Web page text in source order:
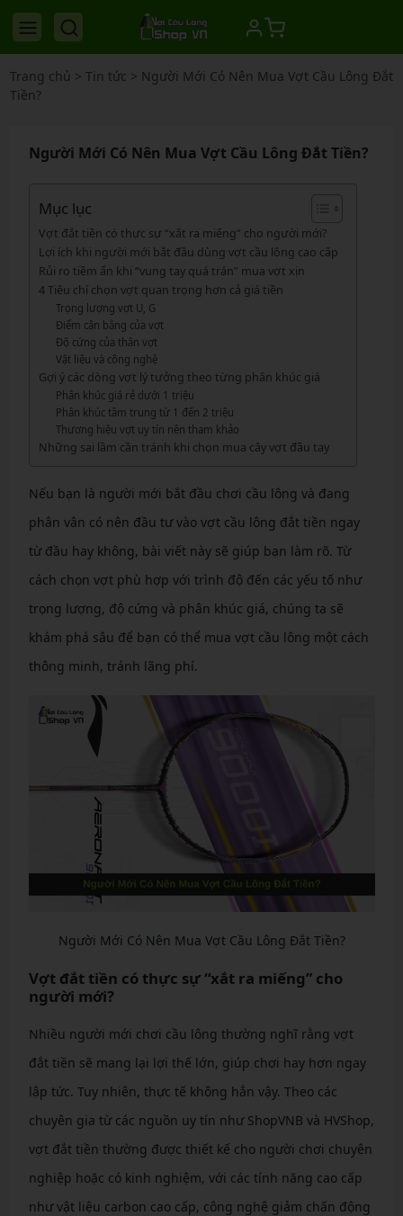
Trang chủ > Tin tức > Người Mới Có Nên Mua Vợt Cầu Lông Đắt
Tiền?
Người Mới Có Nên Mua Vợt Cầu Lông Đắt Tiền?
Mục lục
Vợt đắt tiền có thực sự “xắt ra miếng” cho người mới?
Lợi ích khi người mới bắt đầu dùng vợt cầu lông cao cấp
Rủi ro tiềm ẩn khi “vung tay quá trán” mua vợt xịn
4 Tiêu chí chọn vợt quan trọng hơn cả giá tiền
Trọng lượng vợt U, G
Điểm cân bằng của vợt
Độ cứng của thân vợt
Vật liệu và công nghệ
Gợi ý các dòng vợt lý tưởng theo từng phân khúc giá
Phân khúc giá rẻ dưới 1 triệu
Phân khúc tầm trung từ 1 đến 2 triệu
Thương hiệu vợt uy tín nên tham khảo
Những sai lầm cần tránh khi chọn mua cây vợt đầu tay
Nếu bạn là người mới bắt đầu chơi cầu lông và đang
phân vân có nên đầu tư vào vợt cầu lông đắt tiền ngay
từ đầu hay không, bài viết này sẽ giúp bạn làm rõ. Từ
cách chọn vợt phù hợp với trình độ đến các yếu tố như
trọng lượng, độ cứng và phân khúc giá, chúng ta sẽ
khám phá sâu để bạn có thể mua vợt cầu lông một cách
thông minh, tránh lãng phí.
Người Mới Có Nên Mua Vợt Cầu Lông Đắt Tiền?
Vợt đắt tiền có thực sự “xắt ra miếng” cho
người mới?
Nhiều người mới chơi cầu lông thường nghĩ rằng vợt
đắt tiền sẽ mang lại lợi thế lớn, giúp chơi hay hơn ngay
lập tức. Tuy nhiên, thực tế không hẳn vậy. Theo các
chuyên gia từ các nguồn uy tín như ShopVNB và HVShop,
vợt đắt tiền thường được thiết kế cho người chơi chuyên
nghiệp hoặc có kinh nghiệm, với các tính năng cao cấp
như vật liệu carbon cao cấp, công nghệ giảm chấn động